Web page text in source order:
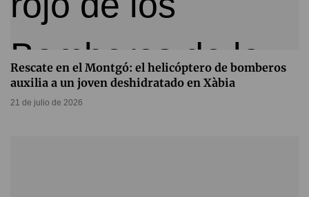
Rescate en el Montgó: el helicóptero de bomberos
auxilia a un joven deshidratado en Xàbia
21 de julio de 2026